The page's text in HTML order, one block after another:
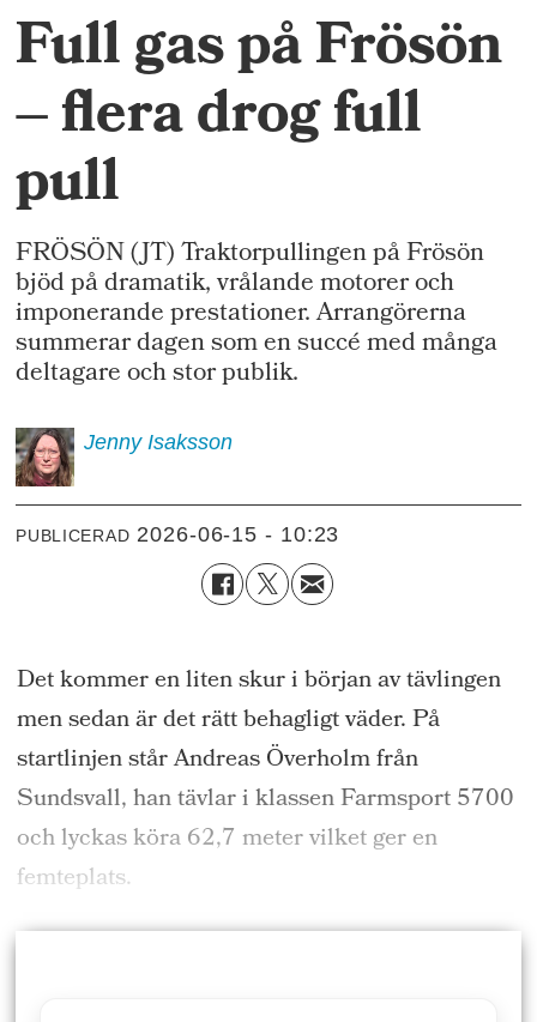
Full gas på Frösön
– flera drog full
pull
FRÖSÖN (JT) Traktorpullingen på Frösön
bjöd på dramatik, vrålande motorer och
imponerande prestationer. Arrangörerna
summerar dagen som en succé med många
deltagare och stor publik.
Jenny Isaksson
PUBLICERAD 2026-06-15 - 10:23
Det kommer en liten skur i början av tävlingen
men sedan är det rätt behagligt väder. På
startlinjen står Andreas Överholm från
Sundsvall, han tävlar i klassen Farmsport 5700
och lyckas köra 62,7 meter vilket ger en
femteplats.